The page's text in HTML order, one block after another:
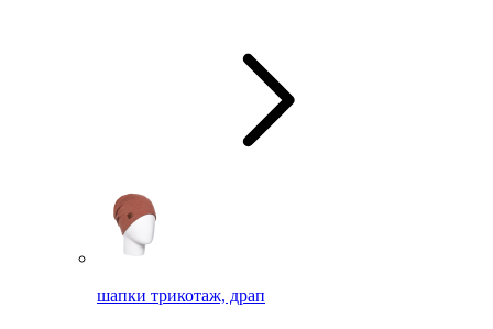
шапки трикотаж, драп